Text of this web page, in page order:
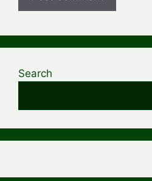
Search